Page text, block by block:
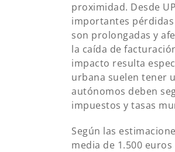
proximidad. Desde
importantes pérdidas
son prolongadas y
la caída de
impacto resulta
urbana suelen tener
autónomos deben
impuestos y tasas
Según las
media de 1.500